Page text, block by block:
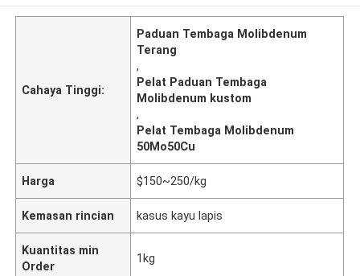
Cahaya Tinggi:
Paduan Tembaga Molibdenum
Terang
,
Pelat Paduan Tembaga
Molibdenum kustom
,
Pelat Tembaga Molibdenum
50Mo50Cu
Harga $150~250/kg
Kemasan rincian kasus kayu lapis
Kuantitas min
Order
1kg